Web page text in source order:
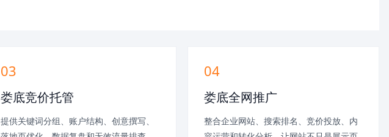
03
娄底竞价托管
提供关键词分组、账户结构、创意撰写、
04
娄底全网推广
整合企业网站、搜索排名、竞价投放、内